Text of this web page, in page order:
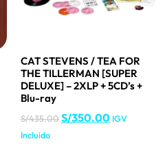
CAT STEVENS / TEA FOR
THE TILLERMAN [SUPER
DELUXE] – 2XLP + 5CD’s +
Blu-ray
S/435.00S/350.00 IGV
Incluido